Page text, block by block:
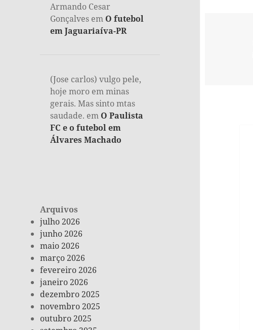
Armando Cesar
Gonçalves em O futebol
em Jaguariaíva-PR
(Jose carlos) vulgo pele,
hoje moro em minas
gerais. Mas sinto mtas
saudade. em O Paulista
FC e o futebol em
Álvares Machado
Arquivos
julho 2026
junho 2026
maio 2026
março 2026
fevereiro 2026
janeiro 2026
dezembro 2025
novembro 2025
outubro 2025